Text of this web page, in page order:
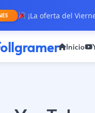
¡La oferta del
Inicio